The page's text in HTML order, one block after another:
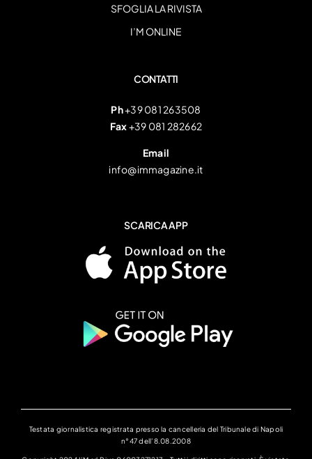
SFOGLIA LA RIVISTA
I’M ONLINE
CONTATTI
Ph+39 081 263508
Fax+39 081 282662
Email
info@immagazine.it
SCARICA APP
Testata giornalistica registrata presso la cancelleria del Tribunale di Napoli
n°47 dell’8.08.2008